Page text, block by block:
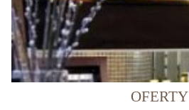
OFERTY